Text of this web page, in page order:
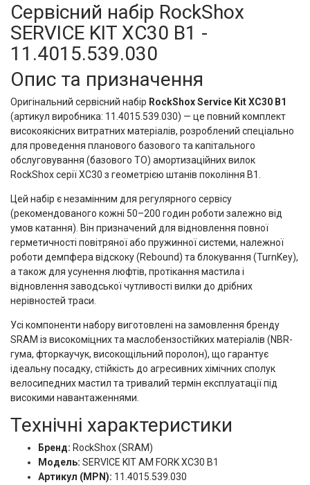
Сервісний набір RockShox
SERVICE KIT XC30 B1 -
11.4015.539.030
Опис та призначення
Оригінальний сервісний набір RockShox Service Kit XC30 B1
(артикул виробника: 11.4015.539.030) — це повний комплект
високоякісних витратних матеріалів, розроблений спеціально
для проведення планового базового та капітального
обслуговування (базового ТО) амортизаційних вилок
RockShox серії XC30 з геометрією штанів покоління B1.
Цей набір є незамінним для регулярного сервісу
(рекомендованого кожні 50–200 годин роботи залежно від
умов катання). Він призначений для відновлення повної
герметичності повітряної або пружинної системи, належної
роботи демпфера відскоку (Rebound) та блокування (TurnKey),
а також для усунення люфтів, протікання мастила і
відновлення заводської чутливості вилки до дрібних
нерівностей траси.
Усі компоненти набору виготовлені на замовлення бренду
SRAM із високоміцних та маслобензостійких матеріалів (NBR-
гума, фторкаучук, високощільний поролон), що гарантує
ідеальну посадку, стійкість до агресивних хімічних сполук
велосипедних мастил та тривалий термін експлуатації під
високими навантаженнями.
Технічні характеристики
Бренд: RockShox (SRAM)
Модель: SERVICE KIT AM FORK XC30 B1
Артикул (MPN): 11.4015.539.030